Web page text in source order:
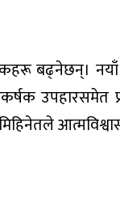
बढ्नेछन्।
उपहारसमेत